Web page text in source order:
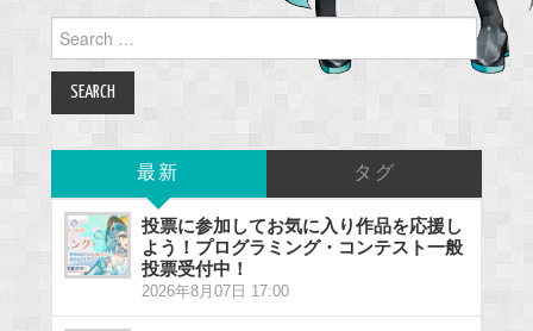
Search
for:
最新 タグ
投票に参加してお気に入り作品を応援し
よう！プログラミング・コンテスト一般
投票受付中！
2026年8月07日 17:00